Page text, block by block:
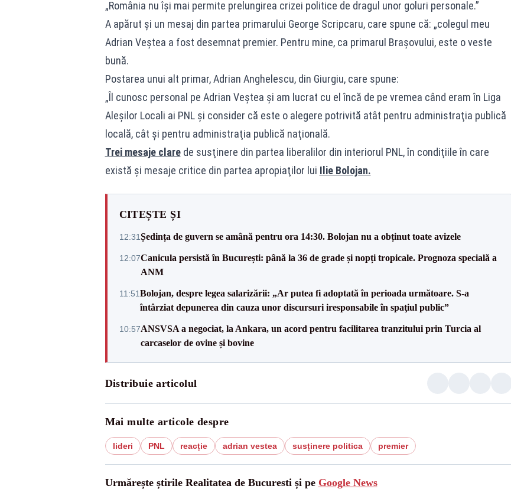
„România nu îşi mai permite prelungirea crizei politice de dragul unor goluri personale.”
A apărut și un mesaj din partea primarului George Scripcaru, care spune că: „colegul meu
Adrian Veştea a fost desemnat premier. Pentru mine, ca primarul Braşovului, este o veste
bună.
Postarea unui alt primar, Adrian Anghelescu, din Giurgiu, care spune:
„Îl cunosc personal pe Adrian Veştea şi am lucrat cu el încă de pe vremea când eram în Liga
Aleşilor Locali ai PNL şi consider că este o alegere potrivită atât pentru administraţia publică
locală, cât şi pentru administraţia publică naţională.
Trei mesaje clarede susţinere din partea liberalilor din interiorul PNL, în condiţiile în care
există și mesaje critice din partea apropiaţilor lui Ilie Bolojan.
CITEȘTE ȘI
12:31Ședința de guvern se amână pentru ora 14:30. Bolojan nu a obținut toate avizele
12:07Canicula persistă în București: până la 36 de grade și nopți tropicale. Prognoza specială a
ANM
11:51Bolojan, despre legea salarizării: „Ar putea fi adoptată în perioada următoare. S-a
întârziat depunerea din cauza unor discursuri iresponsabile în spaţiul public”
10:57ANSVSA a negociat, la Ankara, un acord pentru facilitarea tranzitului prin Turcia al
carcaselor de ovine și bovine
Distribuie articolul
Mai multe articole despre
lideri PNL reacție adrian vestea susținere politica premier
Urmărește știrile Realitatea de Bucuresti și pe Google News